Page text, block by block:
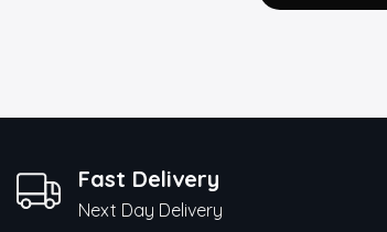
Fast Delivery
Next Day Delivery